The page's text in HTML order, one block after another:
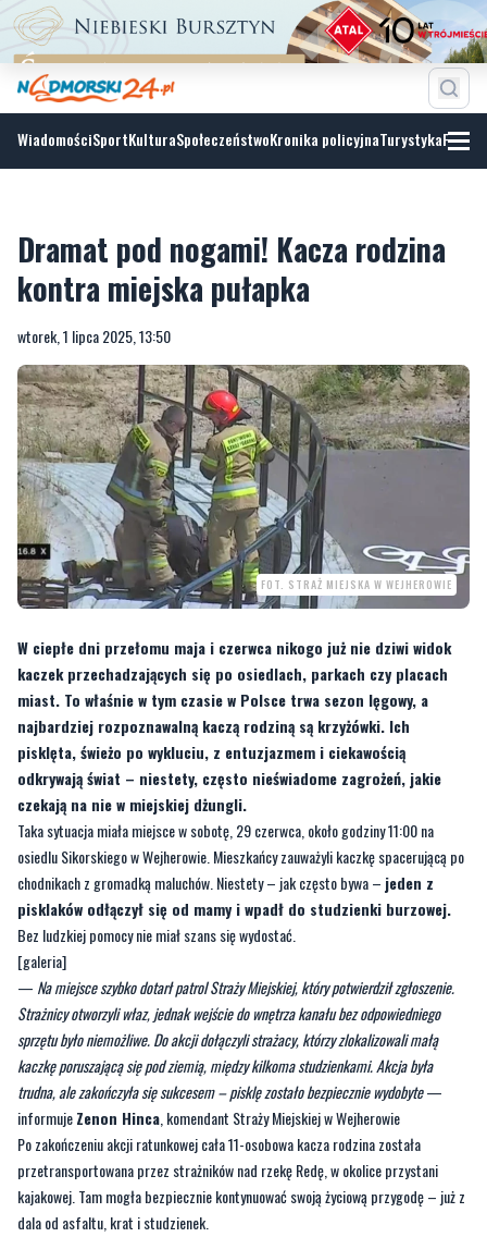
WiadomościSportKulturaSpołeczeństwoKronika policyjnaTurystyka
Dramat pod nogami! Kacza rodzina
kontra miejska pułapka
wtorek, 1 lipca 2025, 13:50
W ciepłe dni przełomu maja i czerwca nikogo już nie dziwi widok
kaczek przechadzających się po osiedlach, parkach czy placach
miast. To właśnie w tym czasie w Polsce trwa sezon lęgowy, a
najbardziej rozpoznawalną kaczą rodziną są krzyżówki. Ich
pisklęta, świeżo po wykluciu, z entuzjazmem i ciekawością
odkrywają świat – niestety, często nieświadome zagrożeń, jakie
czekają na nie w miejskiej dżungli.
Taka sytuacja miała miejsce w sobotę, 29 czerwca, około godziny 11:00 na
osiedlu Sikorskiego w Wejherowie. Mieszkańcy zauważyli kaczkę spacerującą po
chodnikach z gromadką maluchów. Niestety – jak często bywa –
pisklaków odłączył się od mamy i wpadł do studzienki burzowej.
Bez ludzkiej pomocy nie miał szans się wydostać.
[galeria]
—Na miejsce szybko dotarł patrol Straży Miejskiej, który potwierdził zgłoszenie.
Strażnicy otworzyli właz, jednak wejście do wnętrza kanału bez odpowiedniego
sprzętu było niemożliwe. Do akcji dołączyli strażacy, którzy zlokalizowali małą
kaczkę poruszającą się pod ziemią, między kilkoma studzienkami. Akcja była
trudna, ale zakończyła się sukcesem – pisklę zostało bezpiecznie wydobyte—
informujeZenon Hinca, komendant Straży Miejskiej w Wejherowie
Po zakończeniu akcji ratunkowej cała 11-osobowa kacza rodzina została